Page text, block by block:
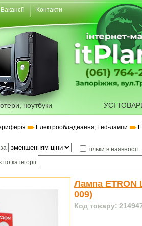
Вакансії Контакти
ноутбуки УСІ
Електрообладнання, Led-лампи
тільки в наявності
категорії
Лампа ETRON
009)
Код товару: